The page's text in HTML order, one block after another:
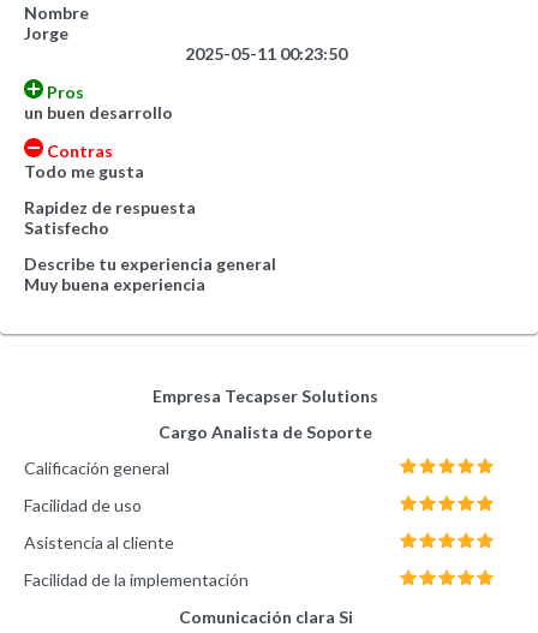
Nombre
Jorge
2025-05-11 00:23:50
Pros
un buen desarrollo
Contras
Todo me gusta
Rapidez de respuesta
Satisfecho
Describe tu experiencia general
Muy buena experiencia
Empresa Tecapser Solutions
Cargo Analista de Soporte
Calificación general
Facilidad de uso
Asistencia al cliente
Facilidad de la implementación
Comunicación clara Si